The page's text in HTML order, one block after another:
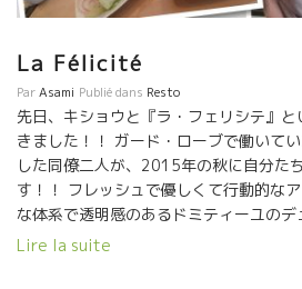
La Félicité
ParAsami Publié dans Resto
先日、キショウと『ラ・フェリシテ』
きました！！ ガード・ローブで働いて
した同僚二人が、2015年の秋に自分た
す！！ フレッシュで優しくて行動的な
な体系で透明感のあるドミティーユのデ
取りあえず再会に感動！！二人のキラキ
Lire la suite